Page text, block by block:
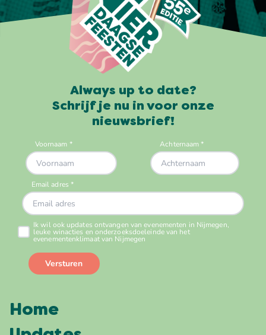
Always up to date?
Schrijf je nu in voor onze
nieuwsbrief!
Home